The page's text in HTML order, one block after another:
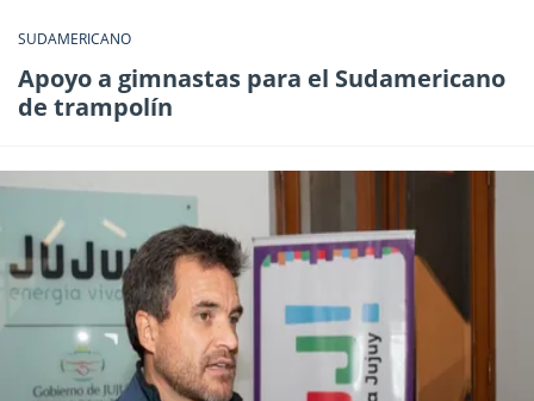
SUDAMERICANO
Apoyo a gimnastas para el Sudamericano
de trampolín